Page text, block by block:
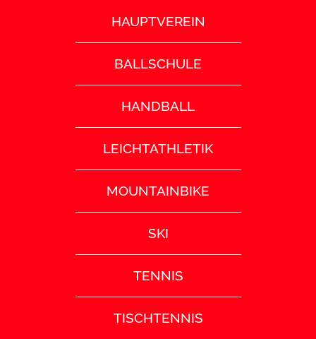
HAUPTVEREIN
BALLSCHULE
HANDBALL
LEICHTATHLETIK
MOUNTAINBIKE
SKI
TENNIS
TISCHTENNIS